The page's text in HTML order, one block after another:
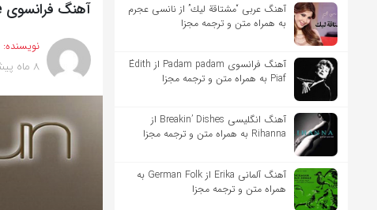
آهنگ عربی “مشتاقة لیك” از نانسی عجرم
به همراه متن و ترجمه مجزا
آهنگ فرانسوی Padam padam از Édith
Piaf به همراه متن و ترجمه مجزا
آهنگ انگلیسی Breakin’ Dishes از
Rihanna به همراه متن و ترجمه مجزا
آهنگ آلمانی Erika از German Folk به
همراه متن و ترجمه مجزا
آهنگ فرانسوی Rien à écrire از Anggun به همراه متن و ترجمه مجزا
نویسنده:
8 ماه پیش